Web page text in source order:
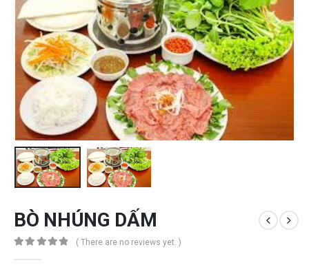
BÒ NHÚNG DẤM
( There are no reviews yet. )